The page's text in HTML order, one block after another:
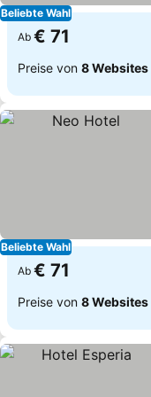
Beliebte Wahl
Ab € 71
Preise von 8 Websites
Beliebte Wahl
Ab € 71
Preise von 8 Websites